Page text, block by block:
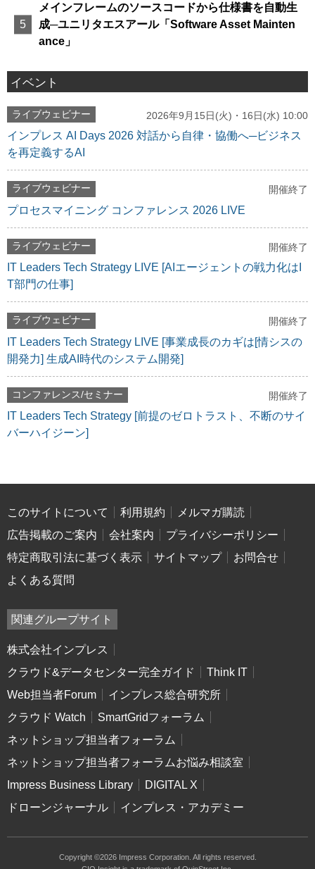
メインフレームのソースコードから仕様書を自動生
成─ユニリタエスアール「Software Asset Mainten
ance」
イベント
ライブウェビナー 2026年9月15日(火)・16日(水) 10:00
インプレス AI Days 2026 対話から自律・協働へ─ビジネス
を再定義するAI
ライブウェビナー 開催終了
プロセスマイニング コンファレンス 2026 LIVE
ライブウェビナー 開催終了
IT Leaders Tech Strategy LIVE [AIエージェントの戦力化はI
T部門の仕事]
ライブウェビナー 開催終了
IT Leaders Tech Strategy LIVE [事業成長のカギは[情シスの
開発力] 生成AI時代のシステム開発]
コンファレンス/セミナー 開催終了
IT Leaders Tech Strategy [前提のゼロトラスト、不断のサイ
バーハイジーン]
このサイトについて 利用規約
メルマガ購読
広告掲載のご案内
会社案内
プライバシーポリシー
特定商取引法に基づく表示
サイトマップ
お問合せ
よくある質問
関連グループサイト
株式会社インプレス
クラウド&データセンター完全ガイド
Think IT
Web担当者Forum
インプレス総合研究所
クラウド Watch
SmartGridフォーラム
ネットショップ担当者フォーラム
ネットショップ担当者フォーラムお悩み相談室
Impress Business Library
DIGITAL X
ドローンジャーナル
インプレス・アカデミー
Copyright ©2026 Impress Corporation. All rights reserved.